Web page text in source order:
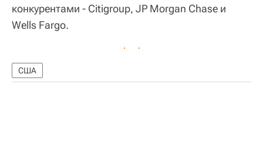
конкурентами - Citigroup, JP Morgan Chase и
Wells Fargo.
США